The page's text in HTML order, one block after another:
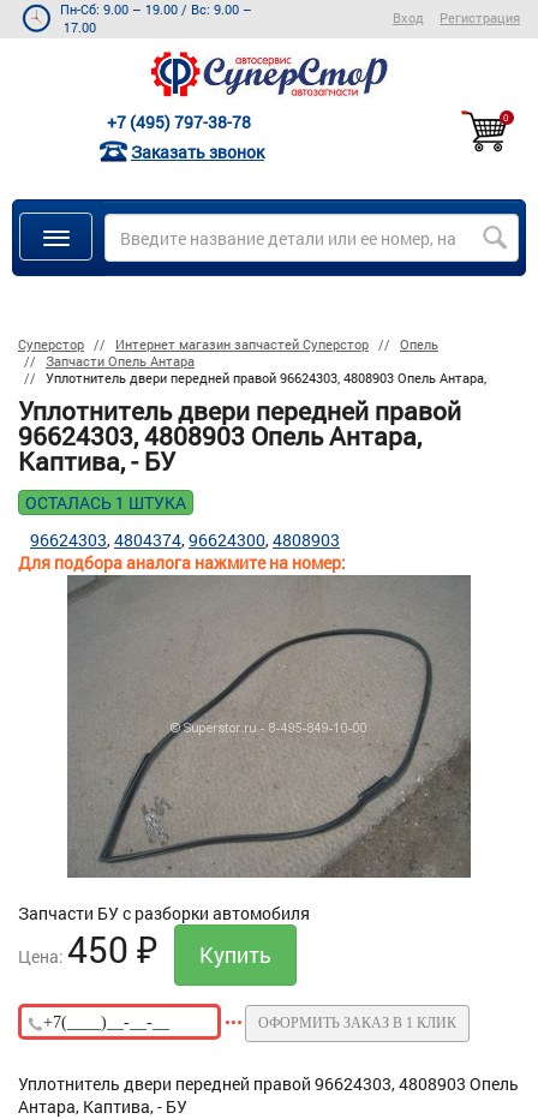
Пн-Сб: 9.00 – 19.00 / Вс: 9.00 –
17.00
Вход Регистрация
+7 (495) 797-38-78
Заказать звонок
0
Суперстор Интернет магазин запчастей Суперстор
Опель
Запчасти Опель Антара
Уплотнитель двери передней правой 96624303, 4808903 Опель Антара,
Уплотнитель двери передней правой
96624303, 4808903 Опель Антара,
Каптива, - БУ
ОСТАЛАСЬ 1 ШТУКА
Для подбора аналога нажмите на номер:
96624303 4804374 96624300 4808903
Запчасти БУ с разборки автомобиля
Цена: 450 ₽
ОФОРМИТЬ ЗАКАЗ В 1 КЛИК
Уплотнитель двери передней правой 96624303, 4808903 Опель
Антара, Каптива, - БУ